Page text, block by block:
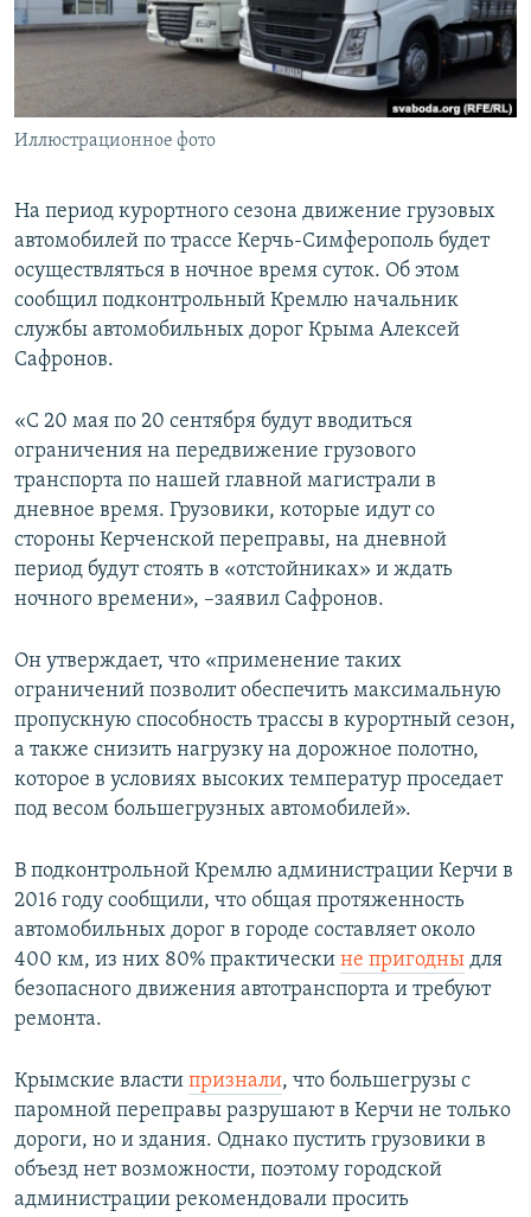
ПОБЕДИТЕЛЕЙ НЕ СУДЯТ?
КРЫМ.НЕПОКОРЕННЫЙ
ELIFBE
УКРАИНСКАЯ ПРОБЛЕМА КРЫМА
ПРИСОЕДИНЯЙТЕСЬ!
Иллюстрационное фото
На период курортного сезона движение грузовых
автомобилей по трассе Керчь-Симферополь будет
осуществляться в ночное время суток. Об этом
сообщил подконтрольный Кремлю начальник
службы автомобильных дорог Крыма Алексей
Сафронов.
«С 20 мая по 20 сентября будут вводиться
ограничения на передвижение грузового
транспорта по нашей главной магистрали в
дневное время. Грузовики, которые идут со
стороны Керченской переправы, на дневной
период будут стоять в «отстойниках» и ждать
ночного времени», –заявил Сафронов.
Он утверждает, что «применение таких
ограничений позволит обеспечить максимальную
пропускную способность трассы в курортный сезон,
а также снизить нагрузку на дорожное полотно,
которое в условиях высоких температур проседает
под весом большегрузных автомобилей».
В подконтрольной Кремлю администрации Керчи в
2016 году сообщили, что общая протяженность
автомобильных дорог в городе составляет около
400 км, из них 80% практически не пригодны для
безопасного движения автотранспорта и требуют
ремонта.
Крымские власти признали, что большегрузы с
паромной переправы разрушают в Керчи не только
дороги, но и здания. Однако пустить грузовики в
объезд нет возможности, поэтому городской
администрации рекомендовали просить